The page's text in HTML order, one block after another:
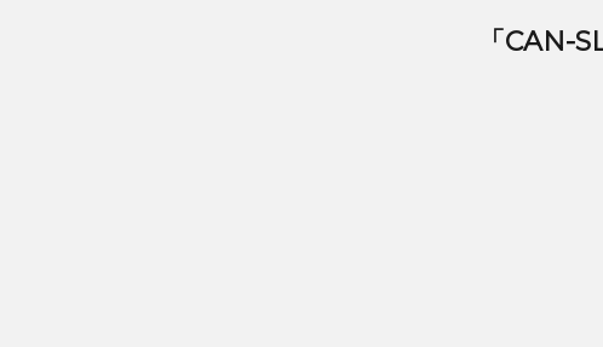
「CAN-